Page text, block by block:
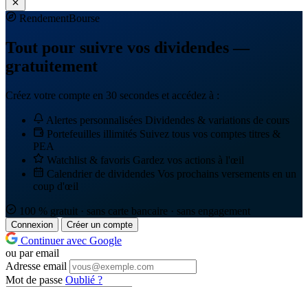
RendementBourse
Tout pour suivre vos dividendes —
gratuitement
Créez votre compte en 30 secondes et accédez à :
Alertes personnalisées Dividendes & variations de cours
Portefeuilles illimités Suivez tous vos comptes titres &
PEA
Watchlist & favoris Gardez vos actions à l'œil
Calendrier de dividendes Vos prochains versements en un
coup d'œil
100 % gratuit · sans carte bancaire · sans engagement
Connexion Créer un compte
Continuer avec Google
ou par email
Adresse email
Mot de passe Oublié ?